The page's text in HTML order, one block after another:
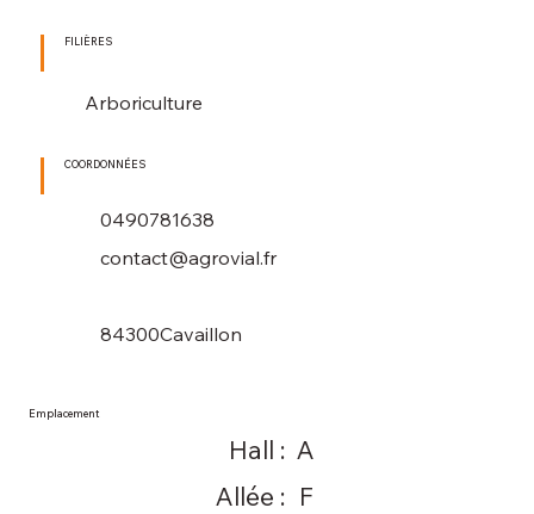
COORDONNÉES
0490781638
contact@agrovial.fr
84300Cavaillon
Arboriculture
FILIÈRES
Hall :
Allée :
A
F
Emplacement